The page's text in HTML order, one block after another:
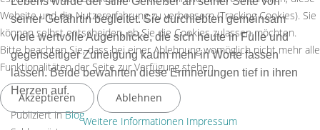
seiner Gefährtin begleitet. Sie durchlebten gemeinsam
viele wertvolle Augenblicke, die sich heute in Fülle und
gegenseitiger Zuneigung kaum mehr in Worte fassen
lassen. Beide bewahrten diese Erinnerungen tief in ihren
Herzen auf.
Publiziert in Blog
Website und die Nutzererfahrung zu verbessern (Tracking Cookies). Sie
können selbst entscheiden, ob Sie die Cookies zulassen möchten.
Bitte beachten Sie, dass bei einer Ablehnung womöglich nicht mehr alle
Funktionalitäten der Seite zur Verfügung stehen.
Akzeptieren
Ablehnen
Weitere Informationen Impressum